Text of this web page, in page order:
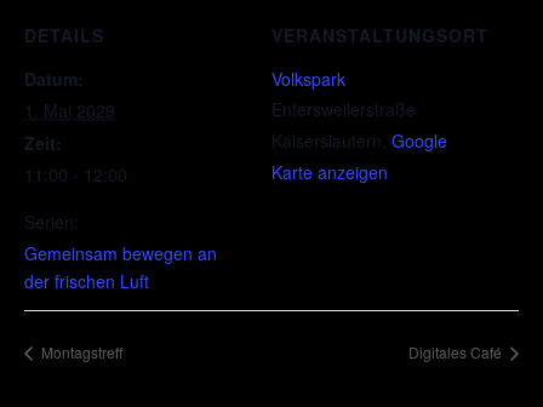
DETAILS
Datum:
1. Mai 2029
Zeit:
11:00 - 12:00
Serien:
Gemeinsam bewegen an
der frischen Luft
VERANSTALTUNGSORT
Volkspark
Entersweilerstraße
Kaiserslautern, Google
Karte anzeigen
Montagstreff Digitales Café